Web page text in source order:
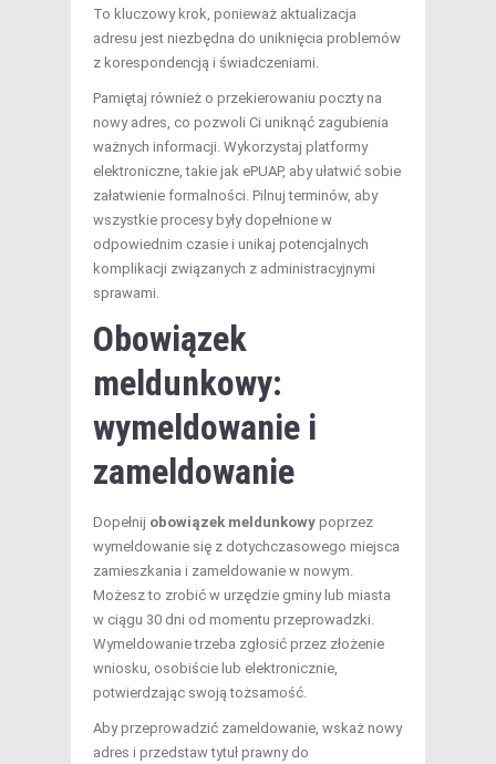
To kluczowy krok, ponieważ aktualizacja
adresu jest niezbędna do uniknięcia problemów
z korespondencją i świadczeniami.
Pamiętaj również o przekierowaniu poczty na
nowy adres, co pozwoli Ci uniknąć zagubienia
ważnych informacji. Wykorzystaj platformy
elektroniczne, takie jak ePUAP, aby ułatwić sobie
załatwienie formalności. Pilnuj terminów, aby
wszystkie procesy były dopełnione w
odpowiednim czasie i unikaj potencjalnych
komplikacji związanych z administracyjnymi
sprawami.
Obowiązek
meldunkowy:
wymeldowanie i
zameldowanie
Dopełnij obowiązek meldunkowy poprzez
wymeldowanie się z dotychczasowego miejsca
zamieszkania i zameldowanie w nowym.
Możesz to zrobić w urzędzie gminy lub miasta
w ciągu 30 dni od momentu przeprowadzki.
Wymeldowanie trzeba zgłosić przez złożenie
wniosku, osobiście lub elektronicznie,
potwierdzając swoją tożsamość.
Aby przeprowadzić zameldowanie, wskaż nowy
adres i przedstaw tytuł prawny do